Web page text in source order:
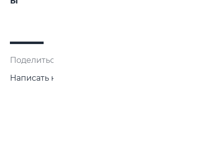
Поделиться:
Написать нам